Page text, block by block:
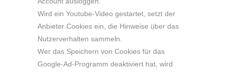
Wird ein Youtube-Video gestartet, setzt der
Anbieter Cookies ein, die Hinweise über das
Nutzerverhalten sammeln.
Wer das Speichern von Cookies für das
Google-Ad-Programm deaktiviert hat, wird